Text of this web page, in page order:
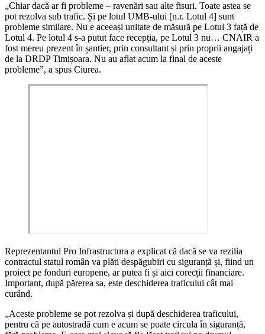
„Chiar dacă ar fi probleme – ravenări sau alte fisuri. Toate astea se
pot rezolva sub trafic. Și pe lotul UMB-ului [n.r. Lotul 4] sunt
probleme similare. Nu e aceeași unitate de măsură pe Lotul 3 față de
Lotul 4. Pe lotul 4 s-a putut face recepția, pe Lotul 3 nu… CNAIR a
fost mereu prezent în șantier, prin consultant și prin proprii angajați
de la DRDP Timișoara. Nu au aflat acum la final de aceste
probleme”, a spus Ciurea.
Reprezentantul Pro Infrastructura a explicat că dacă se va rezilia
contractul statul român va plăti despăgubiri cu siguranță și, fiind un
proiect pe fonduri europene, ar putea fi și aici corecții financiare.
Important, după părerea sa, este deschiderea traficului cât mai
curând.
„Aceste probleme se pot rezolva și după deschiderea traficului,
pentru că pe autostradă cum e acum se poate circula în siguranță,